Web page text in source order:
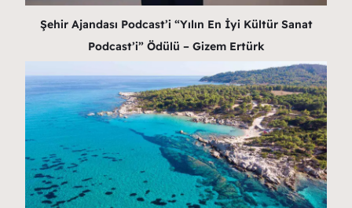
Şehir Ajandası Podcast’i “Yılın En İyi Kültür Sanat
Podcast’i” Ödülü – Gizem Ertürk